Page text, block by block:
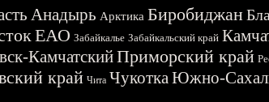
Анадырь Арктика Биробиджан
ЕАО Забайкалье Забайкальский край
КамчатскийПриморский край
край Чита ЧукоткаЮжно-